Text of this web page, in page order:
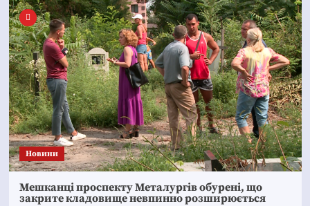
Новини
Мешканці проспекту Металургів обурені, що
закрите кладовище невпинно розширюється